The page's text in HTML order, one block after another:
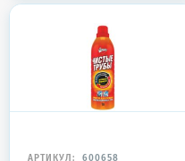
АРТИКУЛ: 600658